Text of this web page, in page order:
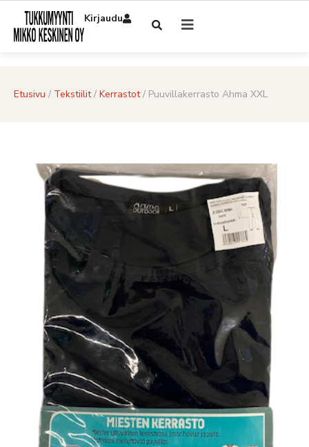
Kirjaudu
Etusivu / Tekstiilit/ Kerrastot/ Puuvillakerrasto Ahma XXL